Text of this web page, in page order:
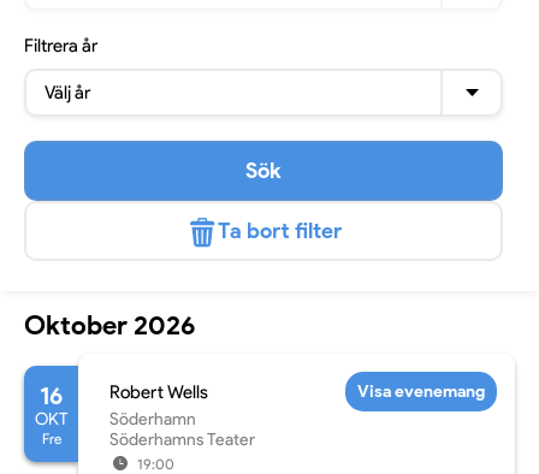
Filtrera år
Välj år
Sök
Ta bort filter
Oktober 2026
16
OKT
Fre
Robert Wells
Söderhamn
Söderhamns Teater
19:00
Visa evenemang